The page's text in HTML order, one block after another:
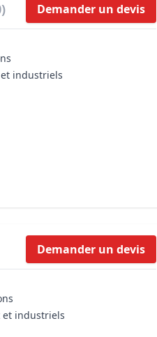
Demander un devis
industriels
Demander un devis
et industriels